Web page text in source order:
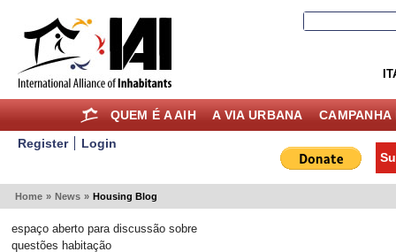
QUEM É A AIH A VIA URBANA CAMPANHA
Register
Login
Home » News » Housing Blog
espaço aberto para discussão sobre
questões habitação